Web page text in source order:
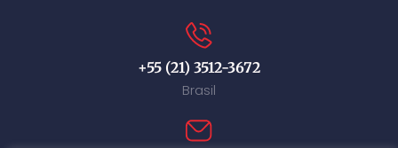
+55 (21) 3512-3672
Brasil